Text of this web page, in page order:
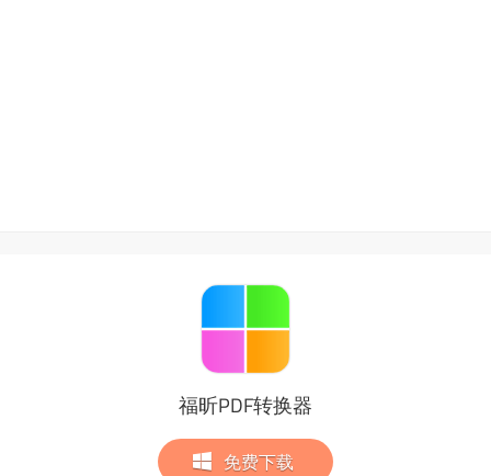
福昕PDF转换器
免费下载